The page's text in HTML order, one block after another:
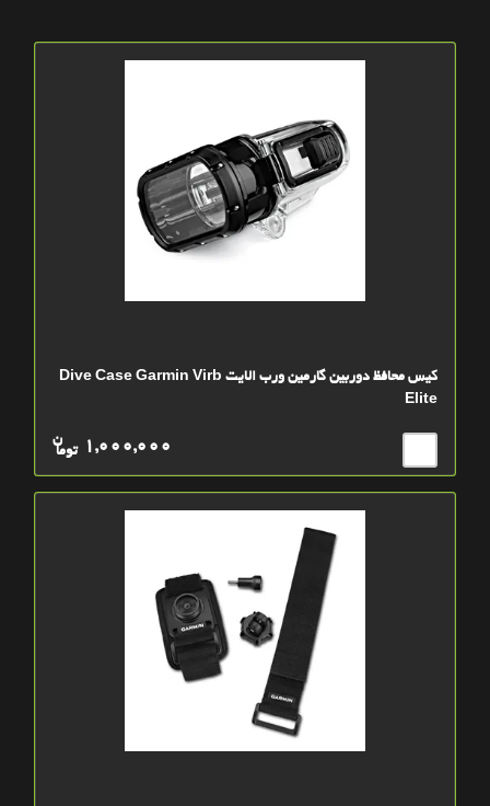
کیس محافظ دوربین گارمین ورب الایت Dive Case Garmin Virb
Elite
توما
ن 1,000,000